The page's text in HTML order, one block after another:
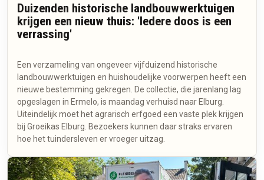
Duizenden historische landbouwwerktuigen
krijgen een nieuw thuis: 'Iedere doos is een
verrassing'
Een verzameling van ongeveer vijfduizend historische
landbouwwerktuigen en huishoudelijke voorwerpen heeft een
nieuwe bestemming gekregen. De collectie, die jarenlang lag
opgeslagen in Ermelo, is maandag verhuisd naar Elburg.
Uiteindelijk moet het agrarisch erfgoed een vaste plek krijgen
bij Groeikas Elburg. Bezoekers kunnen daar straks ervaren
hoe het tuindersleven er vroeger uitzag.